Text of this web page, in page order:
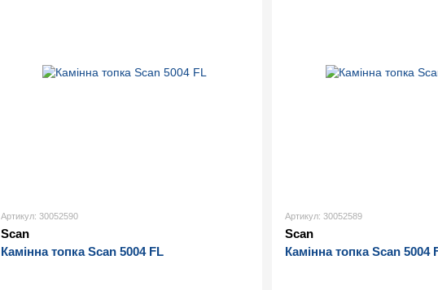
Артикул: 30052590
Scan
Камінна топка Scan 5004 FL
Артикул: 30052589
Scan
Камінна топка Scan 5004